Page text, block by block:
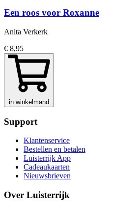
Een roos voor Roxanne
Anita Verkerk
€ 8,95
in winkelmand
Support
Klantenservice
Bestellen en betalen
Luisterrijk App
Cadeaukaarten
Nieuwsbrieven
Over Luisterrijk